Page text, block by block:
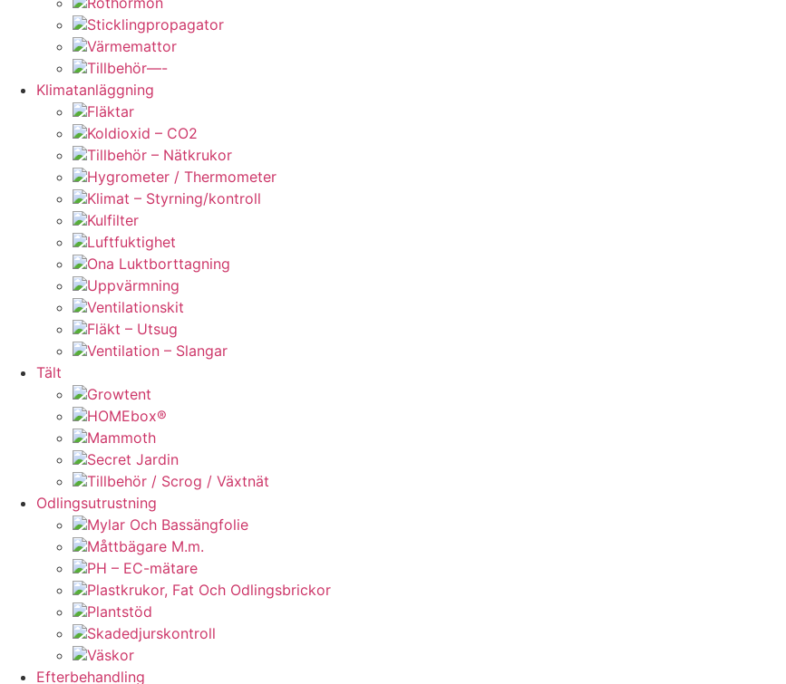
Sticklingpropagator
Värmemattor
Tillbehör—-
Klimatanläggning
Fläktar
Koldioxid – CO2
Tillbehör – Nätkrukor
Hygrometer / Thermometer
Klimat – Styrning/kontroll
Kulfilter
Luftfuktighet
Ona Luktborttagning
Uppvärmning
Ventilationskit
Fläkt – Utsug
Ventilation – Slangar
Tält
Growtent
HOMEbox®
Mammoth
Secret Jardin
Tillbehör / Scrog / Växtnät
Odlingsutrustning
Mylar Och Bassängfolie
Måttbägare M.m.
PH – EC-mätare
Plastkrukor, Fat Och Odlingsbrickor
Plantstöd
Skadedjurskontroll
Väskor
Efterbehandling